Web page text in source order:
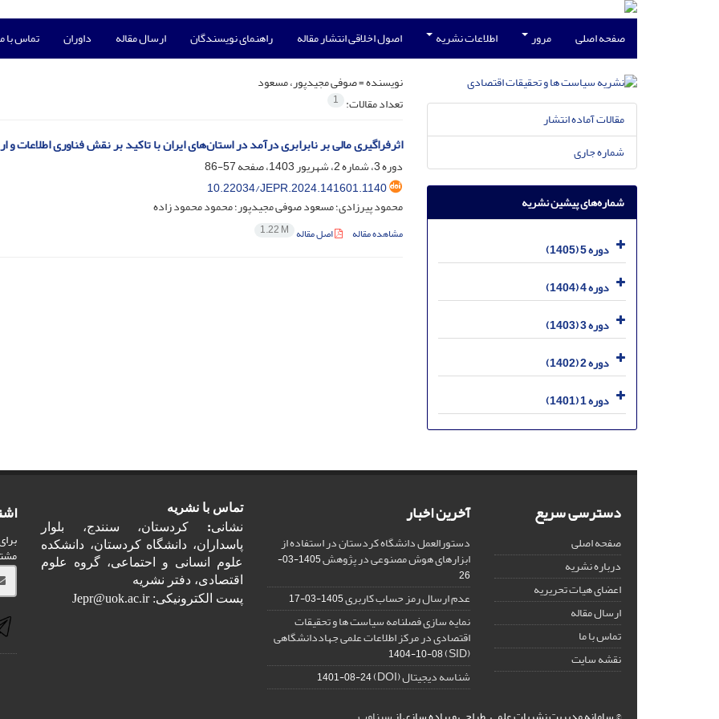
صفحه اصلی مرور اطلاعات نشریه اصول اخلاقی انتشار مقاله راهنمای نویسندگان ارسال مقاله داوران تماس با
نویسنده =صوفی مجیدپور، مسعود
تعداد مقالات: 1
اثرفراگیری مالی بر نابرابری درآمد در استان‌های ایران با تاکید بر نقش فناوری اطلاعات و
دوره 3، شماره 2، شهریور 1403، صفحه
57-86
10.22034/JEPR.2024.141601.1140
محمود پیرزادی؛ مسعود صوفی مجیدپور؛ محمود محمود زاده
مشاهده مقاله اصل مقاله 1.22 M
مقالات آماده انتشار
شماره جاری
شماره‌های پیشین نشریه
دوره 5 (1405)
دوره 4 (1404)
دوره 3 (1403)
دوره 2 (1402)
دوره 1 (1401)
دسترسی سریع
صفحه اصلی
درباره نشریه
اعضای هیات تحریریه
ارسال مقاله
تماس با ما
نقشه سایت
آخرین اخبار
دستورالعمل دانشگاه کردستان در استفاده از
ابزارهای هوش مصنوعی در پژوهش
1405-03-
26
عدم ارسال رمز حساب کاربری1405-03-17
نمایه سازی فصلنامه سیاست ها و تحقیقات
اقتصادی در مرکز اطلاعات علمی جهاددانشگاهی
(SID)
1404-10-08
شناسه دیجیتال (DOI) 1401-08-24
تماس با نشریه
نشانی: کردستان، سنندج، بلوار
پاسداران، دانشگاه کردستان، دانشکده
علوم انسانی و احتماعی، گروه علوم
اقتصادی، دفتر نشریه
پست الکترونیکی: Jepr@uok.ac.ir